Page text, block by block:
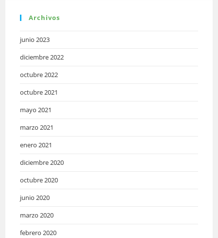
Archivos
junio 2023
diciembre 2022
octubre 2022
octubre 2021
mayo 2021
marzo 2021
enero 2021
diciembre 2020
octubre 2020
junio 2020
marzo 2020
febrero 2020